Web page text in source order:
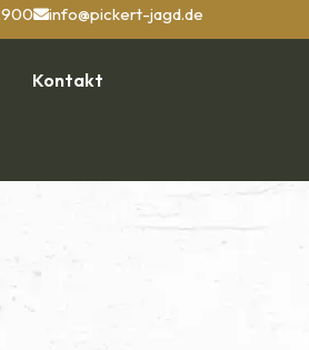
info@pickert-jagd.de
Kontakt